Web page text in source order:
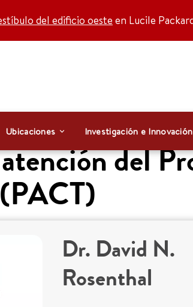
del edificio oesteen Lucile
Ubicaciones Investigación e Innovación
del
Dr. David N.
Rosenthal